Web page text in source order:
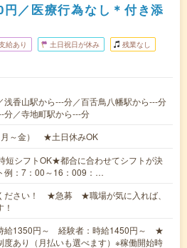
／医療行為なし＊付き添
給あり 土日祝日が休み 残業なし
浅香山駅から---分／百舌鳥八幡駅から---分
分／寺地町駅から---分
月～金） ★土日休みOK
短シフトOK★都合に合わせてシフトが決
例：7：00～16：009：…
ださい！ ★急募 ★職場が気に入れば、
給1350円～ 経験者：時給1450円～ ★
度あり（月払いも選べます）※稼働開始時